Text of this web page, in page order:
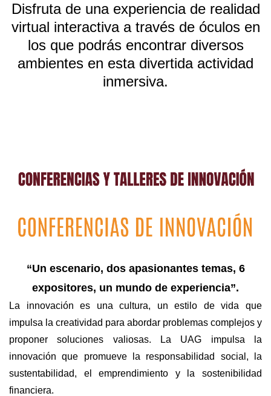
Disfruta de una experiencia de realidad
virtual interactiva a través de óculos en
los que podrás encontrar diversos
ambientes en esta divertida actividad
inmersiva.
“Un escenario, dos apasionantes temas, 6
expositores, un mundo de experiencia”.
La innovación es una cultura, un estilo de vida que
impulsa la creatividad para abordar problemas complejos y
proponer soluciones valiosas. La UAG impulsa la
innovación que promueve la responsabilidad social, la
sustentabilidad, el emprendimiento y la sostenibilidad
financiera.